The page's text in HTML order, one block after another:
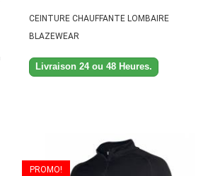
CEINTURE CHAUFFANTE LOMBAIRE
BLAZEWEAR
Livraison 24 ou 48 Heures.
PROMO!